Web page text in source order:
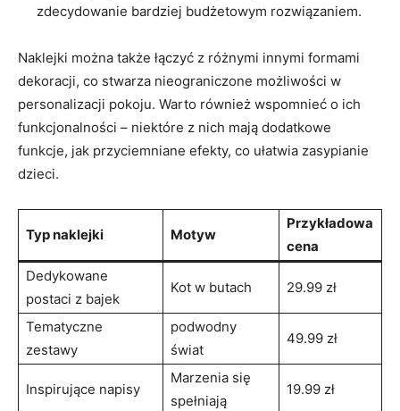
zdecydowanie bardziej budżetowym rozwiązaniem.
Naklejki można ⁣także łączyć z różnymi ⁢innymi formami​
dekoracji, co stwarza nieograniczone ‌możliwości w
personalizacji pokoju. Warto również wspomnieć o ich ​
funkcjonalności – niektóre z nich mają dodatkowe
funkcje, jak przyciemniane efekty, co ułatwia zasypianie
⁣dzieci.
Typ⁢ naklejki Motyw
Przykładowa⁤
cena
Dedykowane
postaci z bajek
Kot w⁣ butach 29.99 zł
Tematyczne
zestawy
podwodny
świat
49.99 ‍zł
Inspirujące ⁤napisy
Marzenia się
spełniają
19.99 zł